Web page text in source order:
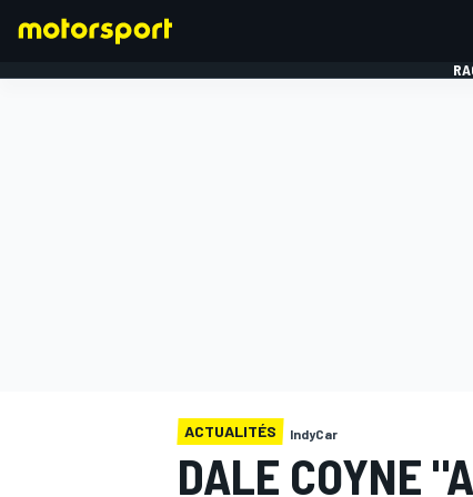
ACTUALITÉS IndyCar
DALE COYNE